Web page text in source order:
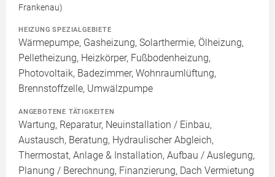
Frankenau)
HEIZUNG SPEZIALGEBIETE
Wärmepumpe, Gasheizung, Solarthermie, Ölheizung,
Pelletheizung, Heizkörper, Fußbodenheizung,
Photovoltaik, Badezimmer, Wohnraumlüftung,
Brennstoffzelle, Umwälzpumpe
ANGEBOTENE TÄTIGKEITEN
Wartung, Reparatur, Neuinstallation / Einbau,
Austausch, Beratung, Hydraulischer Abgleich,
Thermostat, Anlage & Installation, Aufbau / Auslegung,
Planung / Berechnung, Finanzierung, Dach Vermietung